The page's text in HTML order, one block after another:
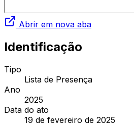
Abrir em nova aba
Identificação
Tipo
Lista de Presença
Ano
2025
Data do ato
19 de fevereiro de 2025